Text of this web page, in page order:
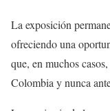
La exposición
ofreciendo una
que, en muchos
Colombia y nunca